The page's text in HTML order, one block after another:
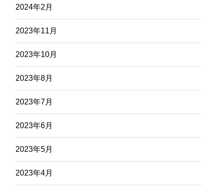
2024年2月
2023年11月
2023年10月
2023年8月
2023年7月
2023年6月
2023年5月
2023年4月